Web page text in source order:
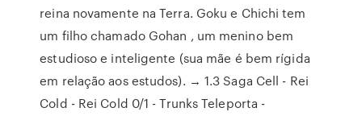
reina novamente na Terra. Goku e Chichi tem
um filho chamado Gohan , um menino bem
estudioso e inteligente (sua mãe é bem rígida
em relação aos estudos). → 1.3 Saga Cell - Rei
Cold - Rei Cold 0/1 - Trunks Teleporta -